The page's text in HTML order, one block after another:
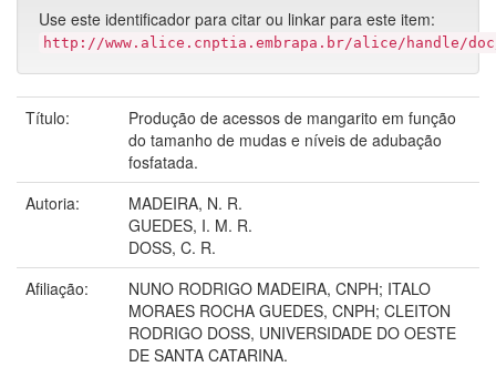
Use este identificador para citar ou linkar para este item:
http://www.alice.cnptia.embrapa.br/alice/handle/
Título:
Produção de acessos de mangarito em função
do tamanho de mudas e níveis de adubação
fosfatada.
Autoria:
MADEIRA, N. R.
GUEDES, I. M. R.
DOSS, C. R.
Afiliação:
NUNO RODRIGO MADEIRA, CNPH; ITALO
MORAES ROCHA GUEDES, CNPH; CLEITON
RODRIGO DOSS, UNIVERSIDADE DO OESTE
DE SANTA CATARINA.